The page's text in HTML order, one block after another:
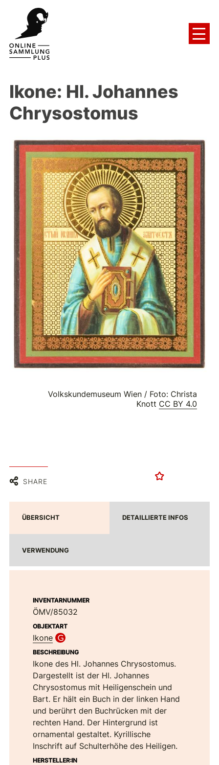
Ikone: Hl. Johannes
Chrysostomus
Volkskundemuseum Wien / Foto: Christa
Knott CC BY 4.0
SHARE
ÜBERSICHT DETAILLIERTE INFOS
VERWENDUNG
INVENTARNUMMER
ÖMV/85032
OBJEKTART
Ikone
BESCHREIBUNG
Ikone des Hl. Johannes Chrysostomus.
Dargestellt ist der Hl. Johannes
Chrysostomus mit Heiligenschein und
Bart. Er hält ein Buch in der linken Hand
und berührt den Buchrücken mit der
rechten Hand. Der Hintergrund ist
ornamental gestaltet. Kyrillische
Inschrift auf Schulterhöhe des Heiligen.
HERSTELLER:IN